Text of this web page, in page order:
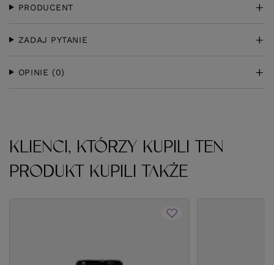
PRODUCENT
ZADAJ PYTANIE
OPINIE (0)
KLIENCI, KTÓRZY KUPILI TEN
PRODUKT KUPILI TAKŻE